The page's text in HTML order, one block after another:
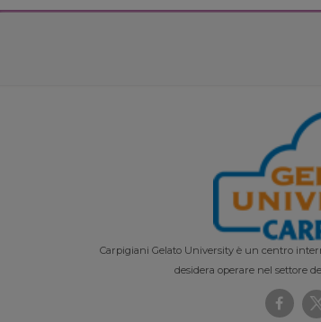
Carpigiani Gelato University è un centro
desidera operare nel settore